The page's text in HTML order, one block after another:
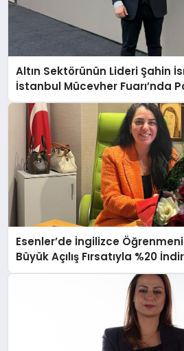
Altın Sektörünün Lideri Şahin
İstanbul Mücevher Fuarı’nda
Esenler’de İngilizce
Büyük Açılış Fırsatıyla %20